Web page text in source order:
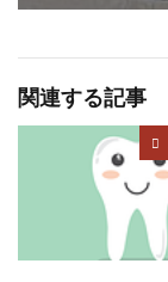
関連する記事